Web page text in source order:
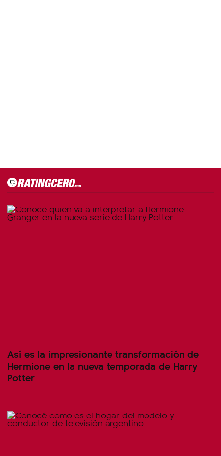
Así es la impresionante transformación de
Hermione en la nueva temporada de Harry
Potter